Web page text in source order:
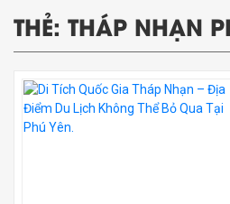
THẺ: THÁP NHẠN